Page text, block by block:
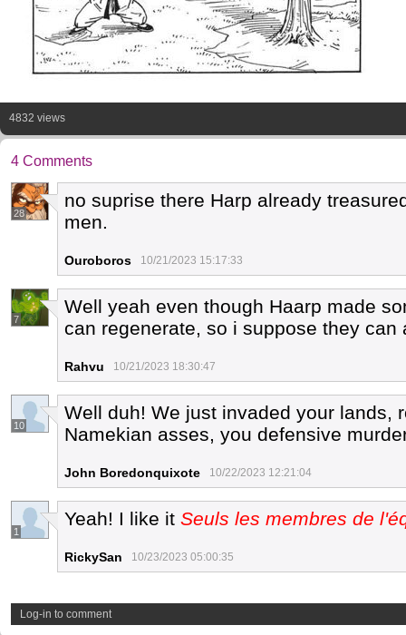
4832 views
4 Comments
28
no suprise there Harp already
men.
Ouroboros 10/21/2023 15:17:33
7
Well yeah even though Haarp made
can regenerate, so i suppose they can
Rahvu 10/21/2023 18:30:47
10
Well duh! We just invaded your lands,
Namekian asses, you defensive
John Boredonquixote 10/22/2023 12:21:04
1
Yeah! I like it Seuls les membres de
RickySan 10/23/2023 05:00:35
Log-in to comment